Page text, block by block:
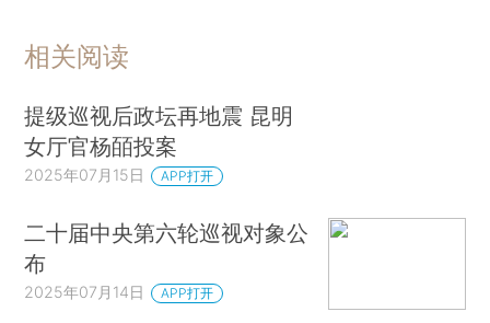
相关阅读
提级巡视后政坛再地震 昆明
女厅官杨皕投案
2025年07月15日 APP打开
二十届中央第六轮巡视对象公
布
2025年07月14日 APP打开